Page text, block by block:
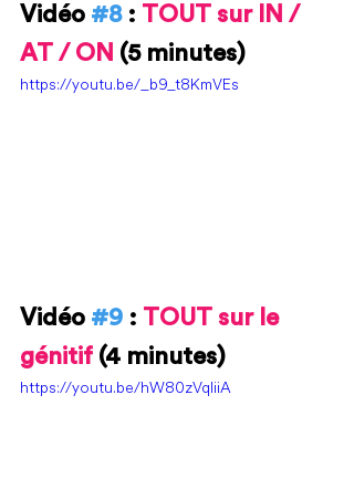
Vidéo #8 : TOUT sur IN /
AT / ON (5 minutes)
https://youtu.be/_b9_t8KmVEs
Vidéo #9 : TOUT sur le
génitif (4 minutes)
https://youtu.be/hW80zVqliiA